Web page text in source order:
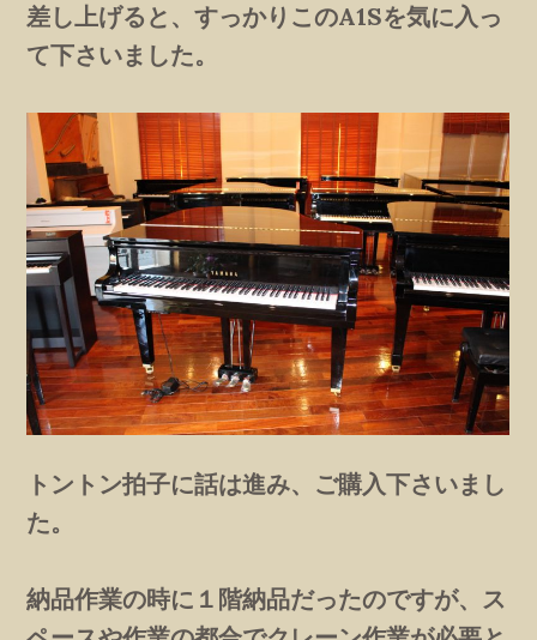
差し上げると、すっかりこのA1Sを気に入っ
て下さいました。
トントン拍子に話は進み、ご購入下さいまし
た。
納品作業の時に１階納品だったのですが、ス